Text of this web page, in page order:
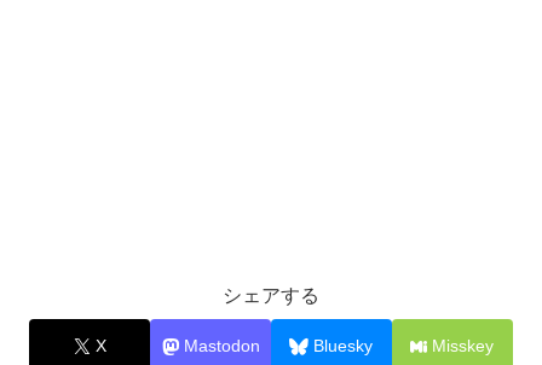
シェアする
X Mastodon Bluesky Misskey